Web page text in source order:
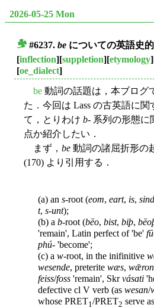
2026-05-25 Mon
#6237. be についての英語史
[inflection][suppletion][etymology
[oe_dialect]
be 動詞の話題は，本ブログ
た．今回は Lass の古英語に
て，とりわけ b- 系列の形態に
点か紹介したい．
まず， be 動詞の諸屈折形の
(170) より引用する．
(a) an s-root (eom, eart, is,
t, s-unt);
(b) a b-root (bēo, bist, biþ,
'remain', Latin perfect of 'be'
phú- 'become';
(c) a w-root, in the inifinitive
wesende, preterite wæs, wǣron
feiss/foss 'remain', Skrvásati
defective cl V verb (as wesan/
whose PRET1/PRET2 serve